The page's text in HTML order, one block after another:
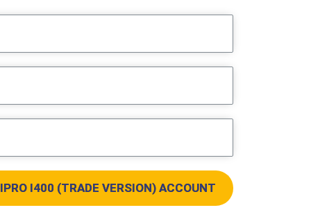
I400 (TRADE VERSION) ACCOUNT